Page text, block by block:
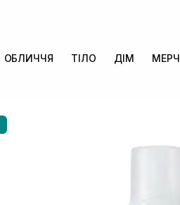
ОБЛИЧЧЯ ТІЛО ДІМ МЕРЧ